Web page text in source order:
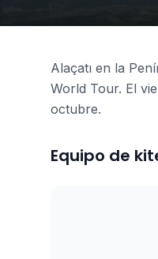
Alaçatı en la
World Tour. El
octubre.
Equipo de